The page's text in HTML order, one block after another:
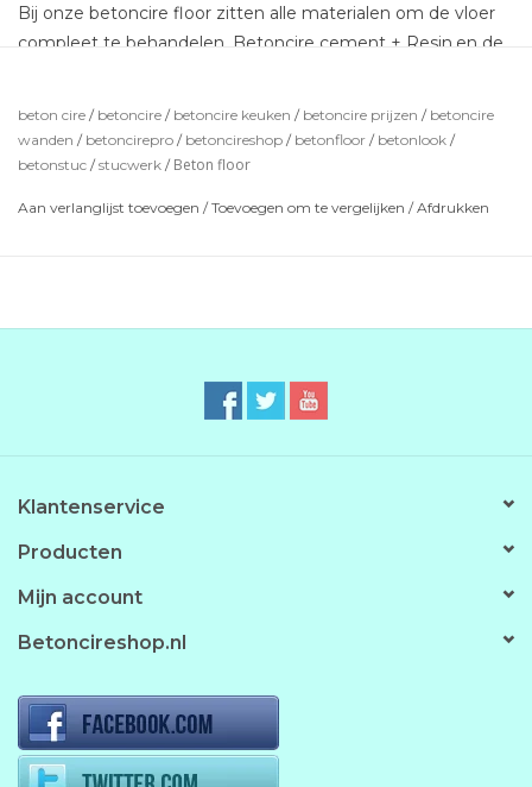
Bij onze betoncire floor zitten alle materialen om de vloer
compleet te behandelen. Betoncire cement + Resin,en de
Eventuele primer kunt u los bestellen.
*de getoonde kleuren zijn indicatief en kunnen iets
beton cire / betoncire / betoncire keuken / betoncire prijzen / betoncire
wanden / betoncirepro / betoncireshop / betonfloor / betonlook /
betonstuc /stucwerk / Beton floor
Aan verlanglijst toevoegen /Toevoegen om te vergelijken /Afdrukken
Klantenservice
Producten
Mijn account
Betoncireshop.nl